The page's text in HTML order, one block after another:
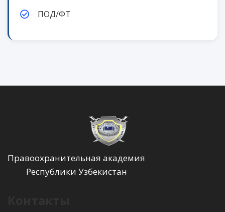
ПОД/ФТ
Правоохранительная академия
Республики Узбекистан